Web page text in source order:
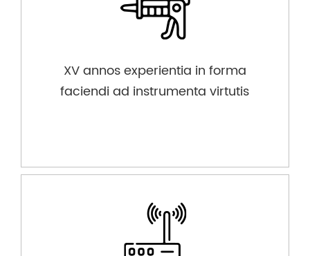
XV annos experientia in forma
faciendi ad instrumenta virtutis